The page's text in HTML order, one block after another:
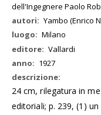
dell'Ingegnere Paolo
Yambo (Enrico
Milano
Vallardi
1927
24 cm, rilegatura in
editoriali; p. 239, (1)